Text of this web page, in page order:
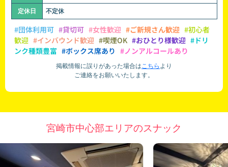
定休日 不定休
#団体利用可 #貸切可 #女性歓迎 #ご新規さん歓迎 #初心者
歓迎 #インバウンド歓迎 #喫煙OK #おひとり様歓迎 #ドリ
ンク種類豊富 #ボックス席あり #ノンアルコールあり
掲載情報に誤りがあった場合はこちら より
ご連絡をお願いいたします。
宮崎市中心部エリアのスナック